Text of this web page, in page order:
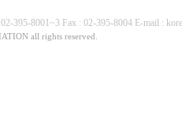
395-8001~3 Fax : 02-395-8004 E-mail :
all rights reserved.